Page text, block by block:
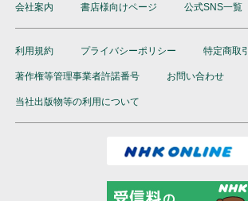
会社案内 書店様向けページ 公式SNS一覧
利用規約 プライバシーポリシー 特定商取
著作権等管理事業者許諾番号 お問い合わせ
当社出版物等の利用について